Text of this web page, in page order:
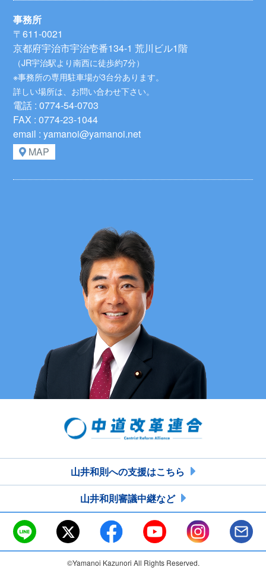
事務所
〒611-0021
京都府宇治市宇治壱番134-1 荒川ビル1階
（JR宇治駅より南西に徒歩約7分）
※事務所の専用駐車場が3台分あります。
詳しい場所は、お問い合わせ下さい。
電話 : 0774-54-0703
FAX : 0774-23-1044
email : yamanoi@yamanoi.net
MAP
山井和則への支援はこちら
山井和則審議中継など
©Yamanoi Kazunori All Rights Reserved.